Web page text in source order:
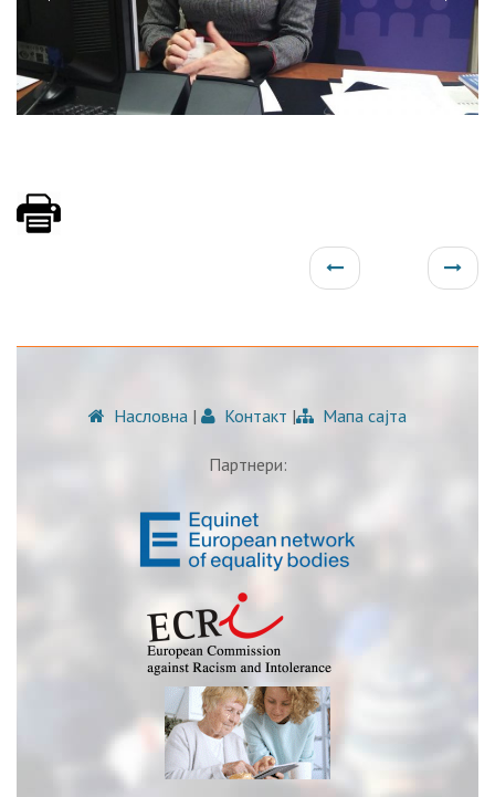
Насловна | Контакт | Мапа сајта
Партнери: